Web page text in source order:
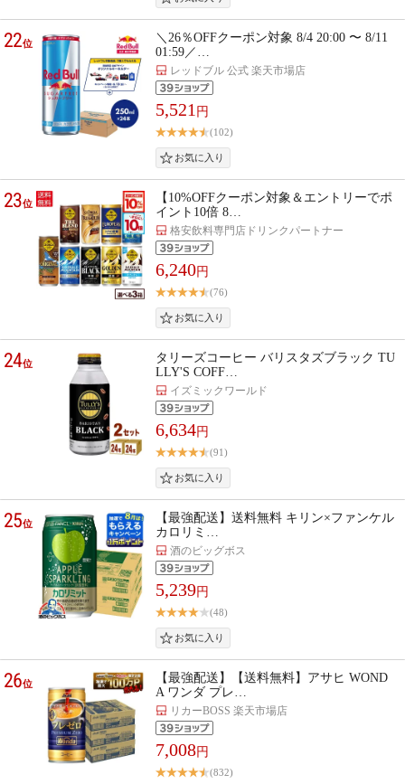
22位
＼26％OFFクーポン対象 8/4 20:00 〜 8/11
01:59／…
レッドブル 公式 楽天市場店
5,521 円
(102)
23位
【10%OFFクーポン対象＆エントリーでポ
イント10倍 8…
格安飲料専門店ドリンクパートナー
6,240円
(76)
24位
タリーズコーヒー バリスタズブラック TU
LLY'S COFF…
イズミックワールド
6,634円
(91)
25位
【最強配送】送料無料 キリン×ファンケル
カロリミ…
酒のビッグボス
5,239円
(48)
26位
【最強配送】【送料無料】アサヒ WOND
A ワンダ プレ…
リカーBOSS 楽天市場店
7,008円
(832)